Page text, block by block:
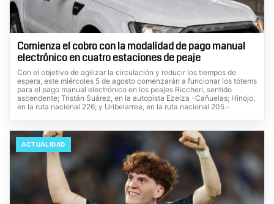
Comienza el cobro con la modalidad de pago manual
electrónico en cuatro estaciones de peaje
Con el objetivo de agilizar la circulación y reducir los tiempos de
espera, este miércoles 5 de agosto comenzarán a funcionar los tótems
para el pago manual electrónico en los peajes Riccheri, sentido
ascendente; Tristán Suárez, en la autopista Ezeiza -Cañuelas; Hinojo,
en la ruta nacional 226; y Uribelarrea, en la ruta nacional 205.-
ACTUALIDAD